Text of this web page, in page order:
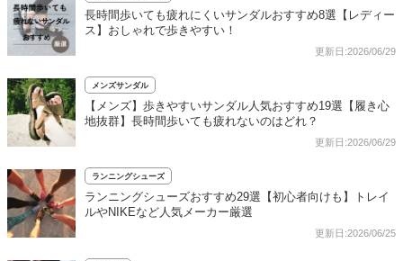
長時間歩いても疲れにくいサンダルおすすめ8選【レディー
ス】おしゃれで歩きやすい！
更新日:2026/06/29
メンズサンダル
【メンズ】歩きやすいサンダル人気おすすめ19選【履き心
地抜群】長時間歩いても疲れないのはどれ？
更新日:2026/06/29
ランニングシューズ
ランニングシューズおすすめ29選【初心者向けも】トレイ
ルやNIKEなど人気メーカー厳選
更新日:2026/06/25